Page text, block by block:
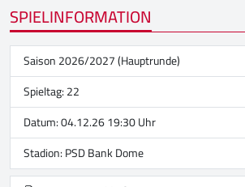
SPIELINFORMATION
Saison 2026/2027 (Hauptrunde)
Spieltag: 22
Datum: 04.12.26 19:30 Uhr
Stadion:PSD Bank Dome